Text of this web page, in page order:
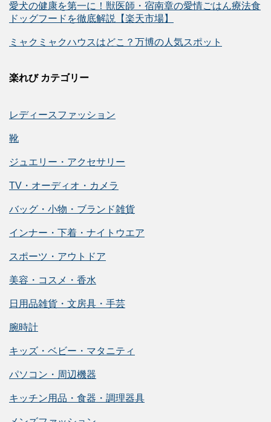
愛犬の健康を第一に！獣医師・宿南章の愛情ごはん療法食
ドッグフードを徹底解説【楽天市場】
ミャクミャクハウスはどこ？万博の人気スポット
楽れび カテゴリー
レディースファッション
靴
ジュエリー・アクセサリー
TV・オーディオ・カメラ
バッグ・小物・ブランド雑貨
インナー・下着・ナイトウエア
スポーツ・アウトドア
美容・コスメ・香水
日用品雑貨・文房具・手芸
腕時計
キッズ・ベビー・マタニティ
パソコン・周辺機器
キッチン用品・食器・調理器具